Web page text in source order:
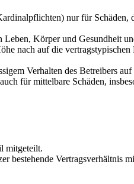
nur für Schäden,
Leben, Körper und Gesundheit
nach auf die vertragstypischen
Verhalten des Betreibers auf
für mittelbare Schäden,
mitgeteilt.
bestehende Vertragsverhältnis